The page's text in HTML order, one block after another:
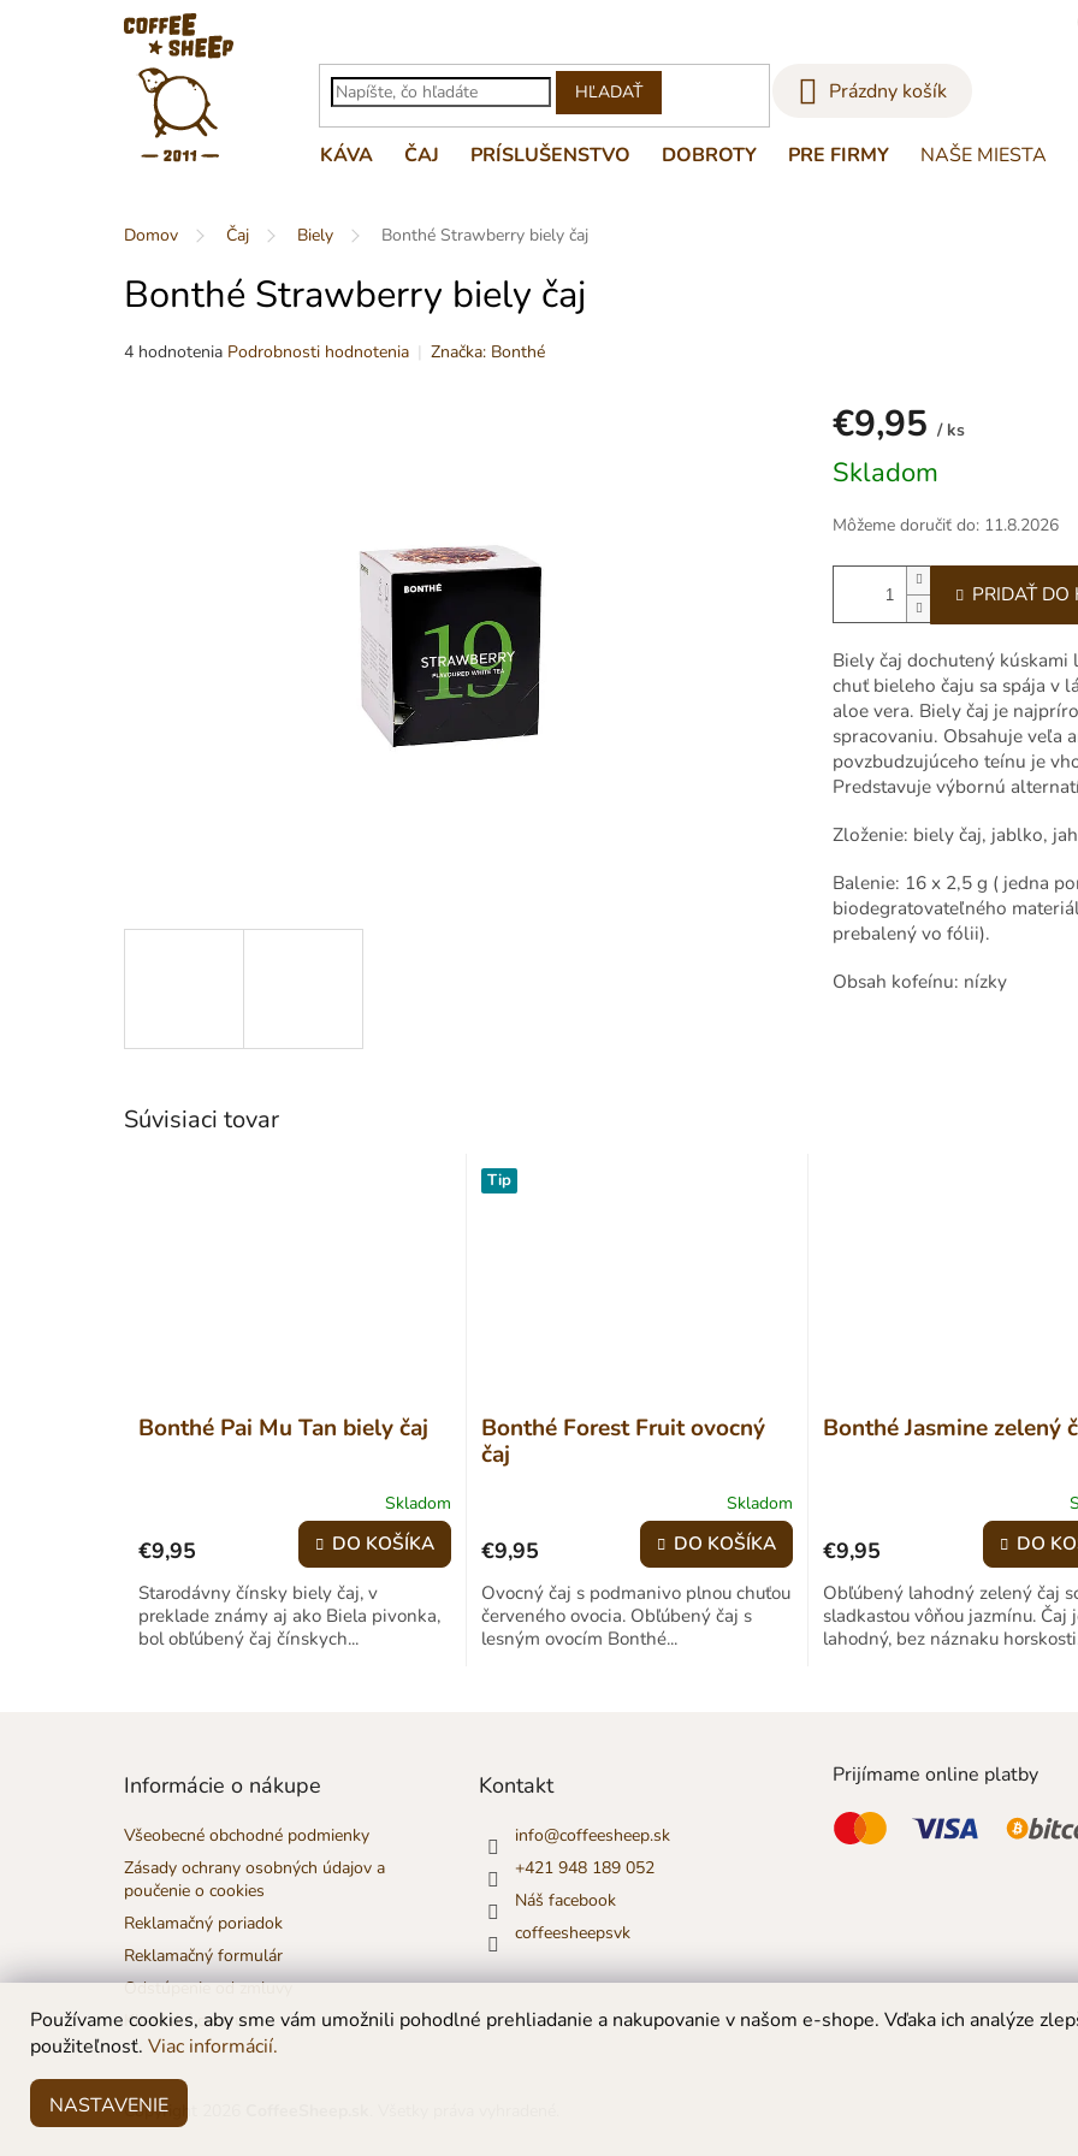
Používame cookies, aby sme vám umožnili pohodlné prehliadanie a nakupovanie v našom e-shope. Vďaka ich analýze
použiteľnosť. Viac informácií.
NASTAVENIE
HĽADAŤ
NÁKUPNÝ
Prázdny košík
KÁVA ČAJ PRÍSLUŠENSTVO DOBROTY PRE FIRMY NAŠE MIESTA
Domov Čaj Biely Bonthé Strawberry biely čaj
Bonthé Strawberry biely čaj
Priemerné
hodnotenie
4 hodnotenia Podrobnosti hodnotenia Značka: Bonthé
€9,95 / ks
Jednotková
cena:
Skladom
Môžeme doručiť do: 11.8.2026
PRIDAŤ DO
Biely čaj dochutený kúskami
chuť bieleho čaju sa spája v
aloe vera. Biely čaj je
spracovaniu. Obsahuje veľa
povzbudzujúceho teínu je
Predstavuje výbornú
Zloženie: biely čaj, jablko,
Balenie: 16 x 2,5 g ( jedna
biodegratovateľného
prebalený vo fólii).
Obsah kofeínu: nízky
Súvisiaci tovar
Bonthé Pai Mu Tan biely čaj
Skladom
€9,95 DO KOŠÍKA
Starodávny čínsky biely čaj, v
preklade známy aj ako Biela pivonka,
bol obľúbený čaj čínskych...
Tip
Bonthé Forest Fruit ovocný
čaj
produktu
4,2
z
5
Skladom
€9,95 DO KOŠÍKA
Ovocný čaj s podmanivo plnou chuťou
červeného ovocia. Obľúbený čaj s
lesným ovocím Bonthé...
Bonthé Jasmine zelený
€9,95 DO
Obľúbený lahodný zelený čaj
sladkastou vôňou jazmínu. Čaj
lahodný, bez náznaku
Informácie o nákupe
Všeobecné obchodné podmienky
Zásady ochrany osobných údajov a
poučenie o cookies
Reklamačný poriadok
Reklamačný formulár
Odstúpenie od zmluvy
Klientské centrum
Kontakt
info@coffeesheep.sk
+421 948 189 052
Náš facebook
coffeesheepsvk
Prijímame online platby
Copyright 2026